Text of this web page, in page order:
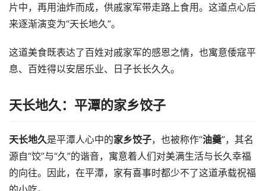
片中，再用油炸而成，供戚家军带走路上食用。这道点心后
来逐渐演变为“天长地久”。
这道美食既表达了百姓对戚家军的感恩之情，也寓意倭寇平
息、百姓得以安居乐业、日子长长久久。
天长地久：平潭的家乡饺子
天长地久是平潭人心中的家乡饺子，也被称作“油羹”，其名
源自“饺”与“久”的谐音，寓意着人们对美满生活与长久幸福
的向往。因此，在平潭，家有喜事时都少不了这道承载祝福